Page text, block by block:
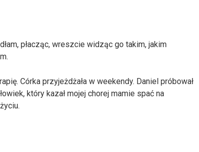
płacząc, wreszcie widząc go takim, jakim
Córka przyjeżdżała w weekendy. Daniel próbował
który kazał mojej chorej mamie spać na